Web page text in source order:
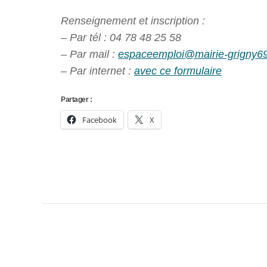
Renseignement et inscription :
– Par tél : 04 78 48 25 58
– Par mail : espaceemploi@mairie-
– Par internet : avec ce formulaire
Partager :
Facebook X